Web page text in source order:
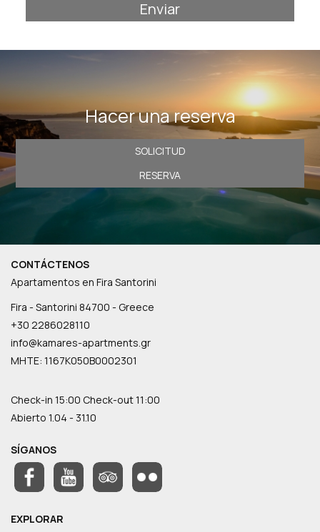
Enviar
Hacer una reserva
SOLICITUD
RESERVA
CONTÁCTENOS
Apartamentos en Fira Santorini
Fira - Santorini 84700 - Greece
+30 2286028110
info@kamares-apartments.gr
ΜΗΤΕ: 1167K050B0002301
Check-in 15:00 Check-out 11:00
Abierto 1.04 - 31.10
SÍGANOS
EXPLORAR